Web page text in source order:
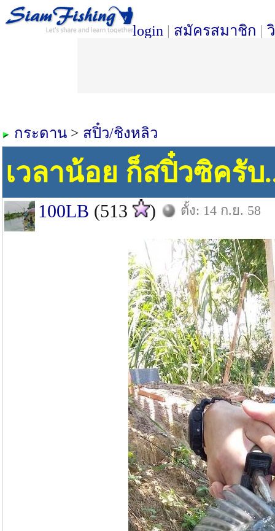
login | สมัครสมาชิก |
กระดาน > สปิ๋ว/ชิงหลิว
เวลาน้อย ก็สปิ๋วซิครับ
100LB (513 ) ตั้ง: 14 ก.ย. 58